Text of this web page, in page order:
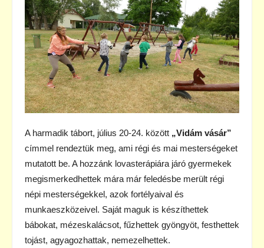
A harmadik tábort, július 20-24. között „Vidám vásár”
címmel rendeztük meg, ami régi és mai mesterségeket
mutatott be. A hozzánk lovasterápiára járó gyermekek
megismerkedhettek mára már feledésbe merült régi
népi mesterségekkel, azok fortélyaival és
munkaeszközeivel. Saját maguk is készíthettek
bábokat, mézeskalácsot, fűzhettek gyöngyöt, festhettek
tojást, agyagozhattak, nemezelhettek.